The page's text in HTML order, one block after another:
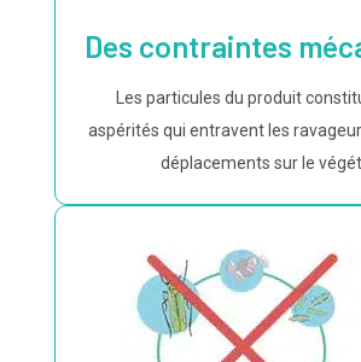
Des contraintes
Les particules du produit
aspérités qui entravent les
déplacements sur le